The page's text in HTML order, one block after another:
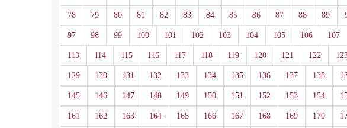
78 79 80 81 82 83 84 85 86 87 88 89
97 98 99 100 101 102 103 104 105 106 107
113 114 115 116 117 118 119 120 121 122
129 130 131 132 133 134 135 136 137 138
145 146 147 148 149 150 151 152 153 154
161 162 163 164 165 166 167 168 169 170